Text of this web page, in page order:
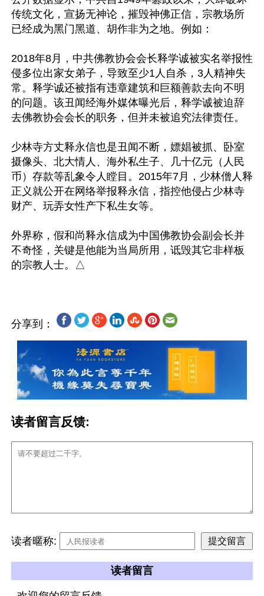
传统文化，宣扬无神论，摧毁神佛正信，宗教场所
已经成为黑门黑道、胡作非为之地。例如：
2018年8月，中共佛教协会会长释学诚被实名举报性
侵多位出家女弟子，导致至少1人自杀，3人精神失
常。释学诚还被指有违章建筑和巨额善款去向不明
的问题。该丑闻经海外媒体曝光后，释学诚被迫辞
去佛教协会会长的职务，但并未被追究法律责任。
少林寺方丈释永信也是丑闻不断，嫖娼被抓、卧室
摄像头、北大情人、海外私生子、几十亿元（人民
币）存款等乱象令人瞠目。2015年7月，少林僧人释
正义就公开在网络举报释永信，指控他侵占少林寺
财产、玩弄女性产下私生女等。
外界称，假和尚释永信成为中国佛教协会副会长并
不奇怪，关键是他能为当局所用，诋毁其它非样板
分享到：
读者留言反馈:
读者暱称:
读者留言